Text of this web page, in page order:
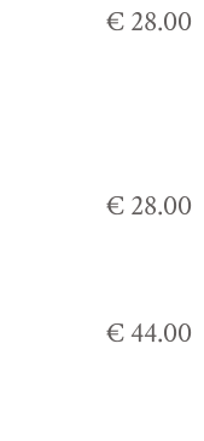
€ 28.00
€ 28.00
€ 44.00